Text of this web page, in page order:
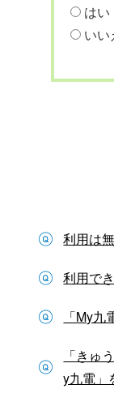
はい
いい
利用は
利用で
「My
「きゅ
y九電」